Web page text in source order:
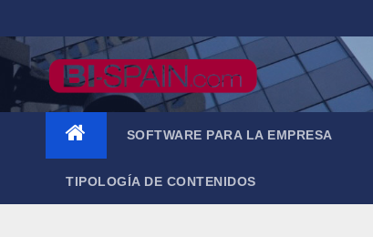
al
contenido
SOFTWARE PARA LA EMPRESA
TIPOLOGÍA DE CONTENIDOS